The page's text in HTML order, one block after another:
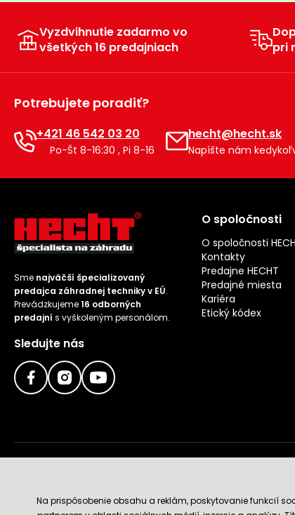
Vyzdvihnutie zadarmo vo
všetkých 16 predajniach
pri
Potrebujete poradiť?
+421 46 542 03 20
Po-Št 8-16:30 , Pi 8-16
hecht@hecht.sk
Napíšte nám
Sme najväčší špecializovaný
predajca záhradnej techniky v EÚ.
Prevádzkujeme16 odborných
predajní s vyškoleným personálom.
Sledujte nás
O spoločnosti
O spoločnosti
Kontakty
Predajne HECHT
Predajné miesta
Kariéra
Etický kódex
Na prispôsobenie obsahu a reklám, poskytovanie funkcií